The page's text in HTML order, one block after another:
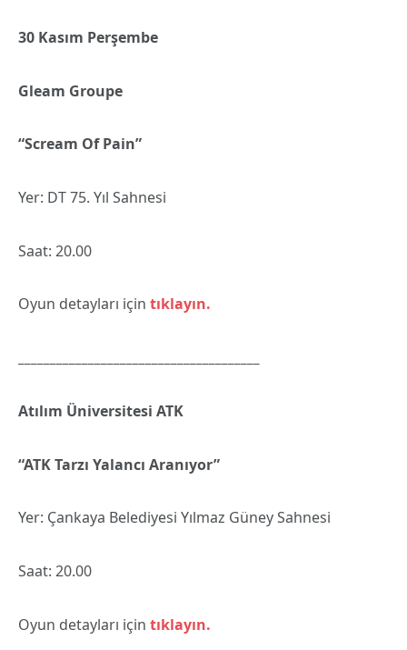
30 Kasım Perşembe
Gleam Groupe
“Scream Of Pain”
Yer: DT 75. Yıl Sahnesi
Saat: 20.00
Oyun detayları için tıklayın.
Atılım Üniversitesi ATK
“ATK Tarzı Yalancı Aranıyor”
Yer: Çankaya Belediyesi Yılmaz Güney Sahnesi
Saat: 20.00
Oyun detayları için tıklayın.